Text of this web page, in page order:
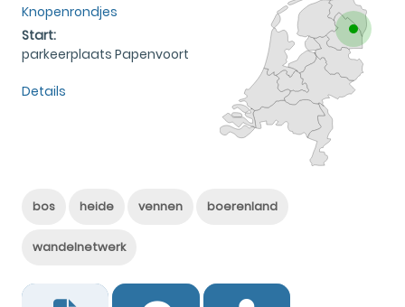
Knopenrondjes
Start:
parkeerplaats Papenvoort
Details
bos heide vennen boerenland
wandelnetwerk